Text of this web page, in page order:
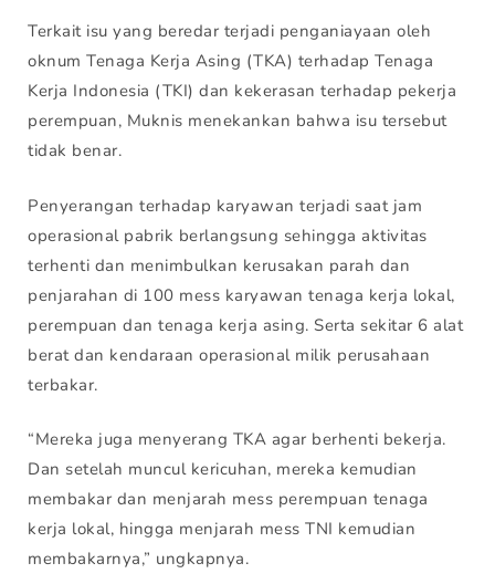
Terkait isu yang beredar terjadi penganiayaan oleh
oknum Tenaga Kerja Asing (TKA) terhadap Tenaga
Kerja Indonesia (TKI) dan kekerasan terhadap pekerja
perempuan, Muknis menekankan bahwa isu tersebut
tidak benar.
Penyerangan terhadap karyawan terjadi saat jam
operasional pabrik berlangsung sehingga aktivitas
terhenti dan menimbulkan kerusakan parah dan
penjarahan di 100 mess karyawan tenaga kerja lokal,
perempuan dan tenaga kerja asing. Serta sekitar 6 alat
berat dan kendaraan operasional milik perusahaan
terbakar.
“Mereka juga menyerang TKA agar berhenti bekerja.
Dan setelah muncul kericuhan, mereka kemudian
membakar dan menjarah mess perempuan tenaga
kerja lokal, hingga menjarah mess TNI kemudian
membakarnya,” ungkapnya.